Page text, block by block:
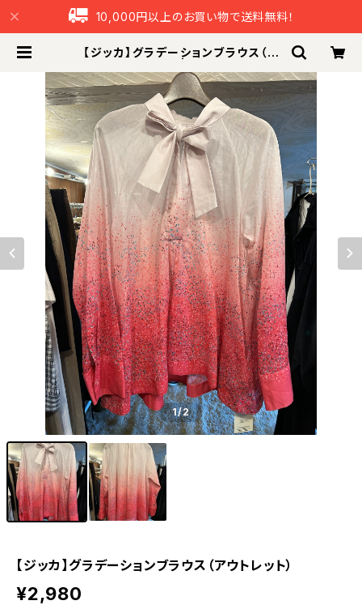
10,000円以上のお買い物で送料無料！
【ジッカ】グラデーションブラウス（ア
1/2
【ジッカ】グラデーションブラウス（アウトレット）
¥2,980